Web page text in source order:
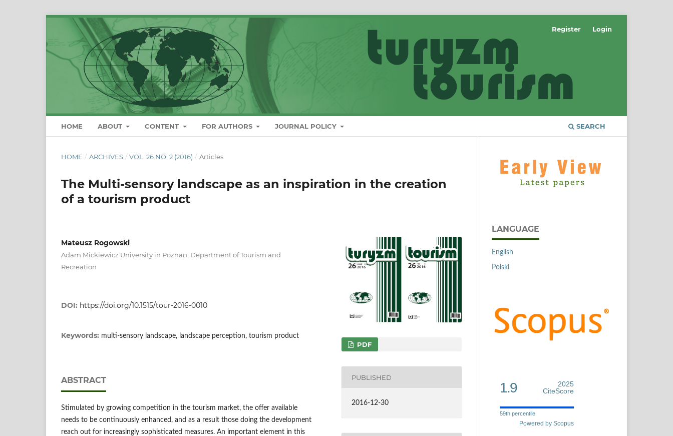
HOME ABOUT CONTENT FOR AUTHORS JOURNAL POLICY SEARCH
Register Login
HOME / ARCHIVES / VOL. 26 NO. 2 (2016) / Articles
The Multi-sensory landscape as an inspiration in the creation
of a tourism product
Mateusz Rogowski
Adam Mickiewicz University in Poznan, Department of Tourism and
Recreation
DOI: https://doi.org/10.1515/tour-2016-0010
Keywords: multi-sensory landscape, landscape perception, tourism product
ABSTRACT
Stimulated by growing competition in the tourism market, the offer available
needs to be continuously enhanced, and as a result those doing the development
reach out for increasingly sophisticated measures. An important element in this
PDF
PUBLISHED
2016-12-30
LANGUAGE
English
Polski
1.9
2025
CiteScore
59th percentile
Powered by Scopus